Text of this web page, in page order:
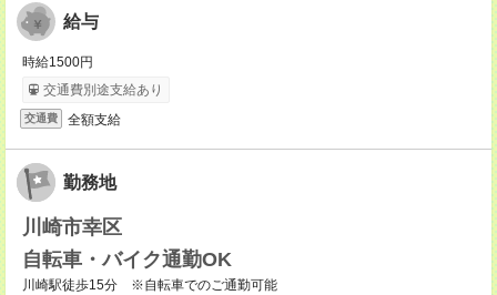
給与
時給1500円
交通費別途支給あり
交通費 全額支給
勤務地
川崎市幸区
自転車・バイク通勤OK
川崎駅徒歩15分 ※自転車でのご通勤可能